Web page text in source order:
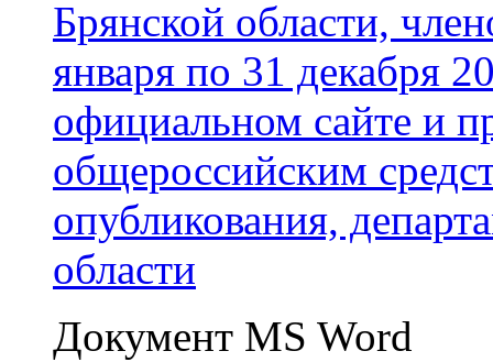
Брянской области,
января по 31 декабря
официальном сайте и
общероссийским
опубликования,
области
Документ MS Word